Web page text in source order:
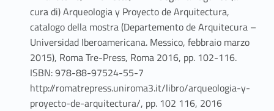
cura di) Arqueologia y Proyecto de Arquitectura,
catalogo della mostra (Departemento de Arquitecura –
Universidad Iberoamericana. Messico, febbraio marzo
2015), Roma Tre-Press, Roma 2016, pp. 102-116.
ISBN: 978-88-97524-55-7
http://romatrepress.uniroma3.it/libro/arqueologia-y-
proyecto-de-arquitectura/, pp. 102 116, 2016Link identifier #identifier_person_63378-32